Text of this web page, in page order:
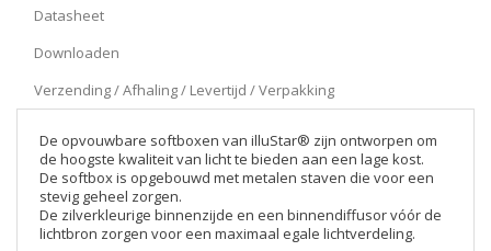
Datasheet
Downloaden
Verzending / Afhaling / Levertijd / Verpakking
De opvouwbare softboxen van illuStar® zijn ontworpen om
de hoogste kwaliteit van licht te bieden aan een lage kost.
De softbox is opgebouwd met metalen staven die voor een
stevig geheel zorgen.
De zilverkleurige binnenzijde en een binnendiffusor vóór de
lichtbron zorgen voor een maximaal egale lichtverdeling.